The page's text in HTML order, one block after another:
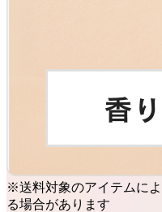
※送料対象のアイテムに
る場合があります